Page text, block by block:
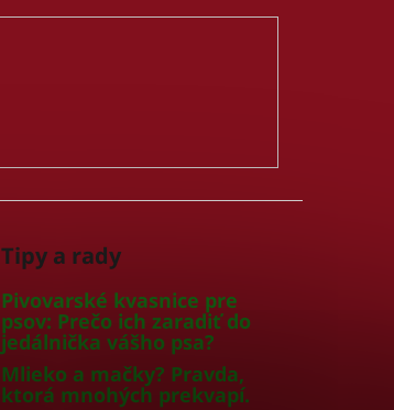
Tipy a rady
Pivovarské kvasnice pre
psov: Prečo ich zaradiť do
jedálnička vášho psa?
Mlieko a mačky? Pravda,
ktorá mnohých prekvapí.